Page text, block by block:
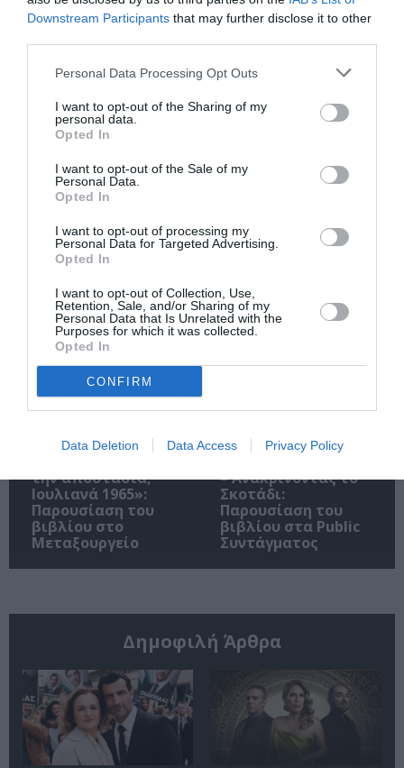
Downstream Participants that may further disclose it to other
Personal Data Processing Opt Outs
I want to opt-out of the Sharing of my
personal data.
Opted In
I want to opt-out of the Sale of my
Personal Data.
Opted In
I want to opt-out of processing my
Personal Data for Targeted Advertising.
Opted In
I want to opt-out of Collection, Use,
Retention, Sale, and/or Sharing of my
Personal Data that Is Unrelated with the
Purposes for which it was collected.
Opted In
CONFIRM
Data Deletion Data Access Privacy Policy
Ακολουθήστε το Culturenow.gr
Σχετικά Άρθρα
Η μακρά λίστα με
για το Βραβείο
Booker 2026
την αποστασία,
Ιουλιανά 1965»:
Παρουσίαση του
βιβλίου στο
Μεταξουργείο
– Ανακρίνοντας το
Σκοτάδι:
Παρουσίαση του
βιβλίου στα Public
Συντάγματος
Δημοφιλή Άρθρα